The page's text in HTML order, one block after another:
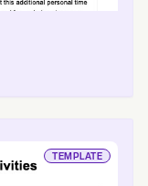
TEMPLATE